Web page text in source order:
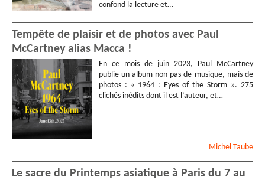
confond la lecture et…
Tempête de plaisir et de photos avec Paul
McCartney alias Macca !
En ce mois de juin 2023, Paul McCartney
publie un album non pas de musique, mais de
photos : « 1964 : Eyes of the Storm ». 275
clichés inédits dont il est l’auteur, et…
Michel Taube
Le sacre du Printemps asiatique à Paris du 7 au